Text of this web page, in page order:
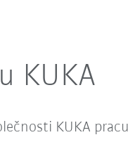
KUKA
KUKA